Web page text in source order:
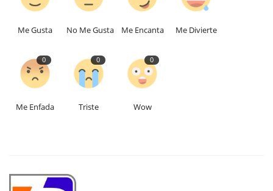
Me Gusta No Me Gusta Me Encanta Me Divierte
0
Me Enfada
0
Triste
0
Wow